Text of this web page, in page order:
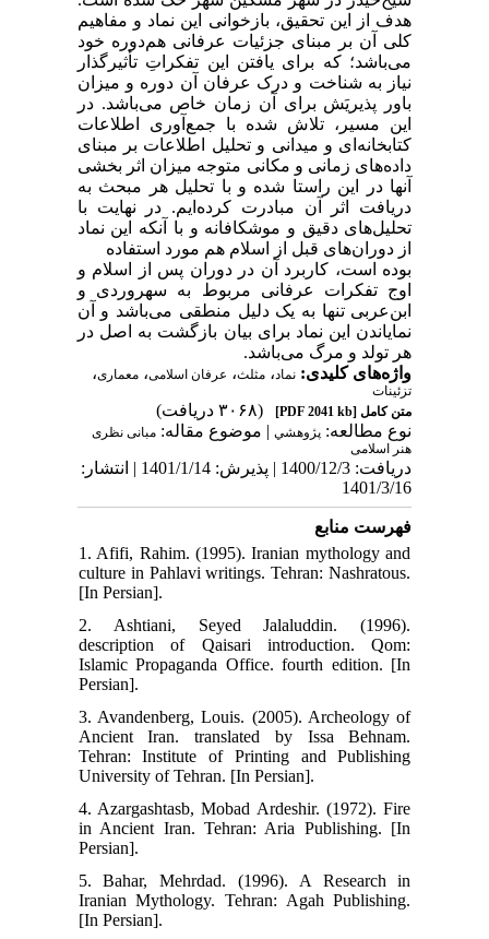
هدف از این تحقیق، بازخوانی این نماد و مفاهیم
کلی آن بر مبنای جزئیات عرفانی هم‌دوره خود
می‌باشد؛ که برای یافتن این تفکراتِ تأثیرگذار
نیاز به شناخت و درک عرفان آن دوره و میزان
باور پذیریَش برای آن زمان خاص می‌باشد. در
این مسیر، تلاش شده با جمع‌آوری اطلاعات
کتابخانه‌ای و میدانی و تحلیل اطلاعات بر مبنای
داده‌های زمانی و مکانی متوجه میزان اثر بخشی
آنها در این راستا شده و با تحلیل هر مبحث به
دریافت اثر آن مبادرت کرده‌ایم. در نهایت با
تحلیل‌های دقیق و موشکافانه و با آنکه این نماد
از دوران‌های قبل از اسلام هم مورد استفاده
بوده است، کاربرد آن در دوران پس از اسلام و
اوج تفکرات عرفانی مربوط به سهروردی و
ابن‌عربی تنها به یک دلیل منطقی می‌باشد و آن
نمایاندن این نماد برای بیان بازگشت به اصل در
هر تولد و مرگ می‌باشد.
واژه‌های کلیدی: نماد ، مثلث، عرفان اسلامی، معماری،
تزئینات
متن کامل [PDF 2041 kb]
(۳۰۶۸ دریافت)
نوع مطالعه: پژوهشي| موضوع مقاله: مبانی نظری
هنر اسلامی
دریافت: 1400/12/3 | پذیرش: 1401/1/14 | انتشار:
1401/3/16
فهرست منابع
1. Afifi, Rahim. (1995). Iranian mythology and
culture in Pahlavi writings. Tehran: Nashratous.
[In Persian].
2. Ashtiani, Seyed Jalaluddin. (1996).
description of Qaisari introduction. Qom:
Islamic Propaganda Office. fourth edition. [In
Persian].
3. Avandenberg, Louis. (2005). Archeology of
Ancient Iran. translated by Issa Behnam.
Tehran: Institute of Printing and Publishing
University of Tehran. [In Persian].
4. Azargashtasb, Mobad Ardeshir. (1972). Fire
in Ancient Iran. Tehran: Aria Publishing. [In
Persian].
5. Bahar, Mehrdad. (1996). A Research in
Iranian Mythology. Tehran: Agah Publishing.
[In Persian].